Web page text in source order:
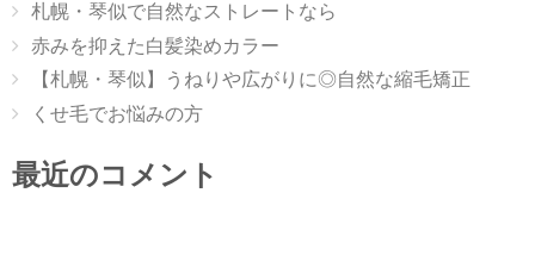
札幌・琴似で自然なストレートなら
赤みを抑えた白髪染めカラー
【札幌・琴似】うねりや広がりに◎自然な縮毛矯正
くせ毛でお悩みの方
最近のコメント